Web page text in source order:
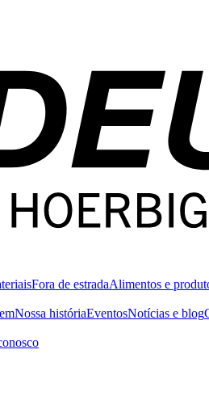
Fora de estradaAlimentos e
Nossa históriaEventosNotícias e blog